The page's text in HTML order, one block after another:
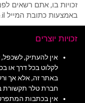
זכויות בו, אתם רשאים
באמצעות כתובת המייל taler@taler.co.il
זכויות יוצרים
אין להעתיק,
לקלוט בכל דרך או
באתר זה, אלא אך
חברת טלר תקשורת
אין בכתבות